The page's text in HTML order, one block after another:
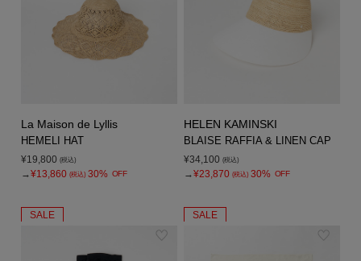
La Maison de Lyllis
HEMELI HAT
¥19,800 (税込)
→¥13,860 (税込) 30% OFF
HELEN KAMINSKI
BLAISE RAFFIA & LINEN CAP
¥34,100 (税込)
→¥23,870 (税込) 30% OFF
SALE SALE